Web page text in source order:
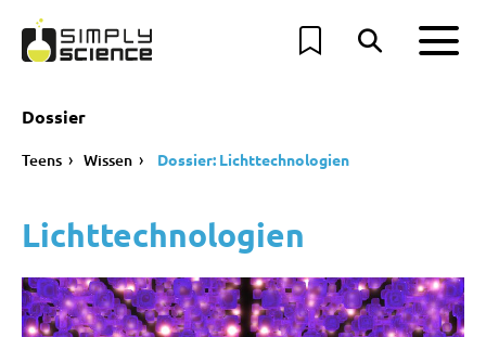
Dossier
Teens Wissen Dossier: Lichttechnologien
Lichttechnologien